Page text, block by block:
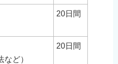
20日間
など）
20日間